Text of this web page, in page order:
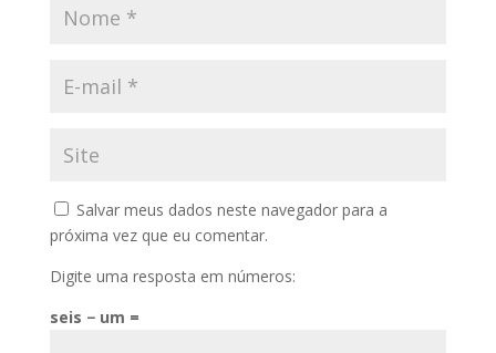
Salvar meus dados neste navegador para a
próxima vez que eu comentar.
Digite uma resposta em números:
seis − um =